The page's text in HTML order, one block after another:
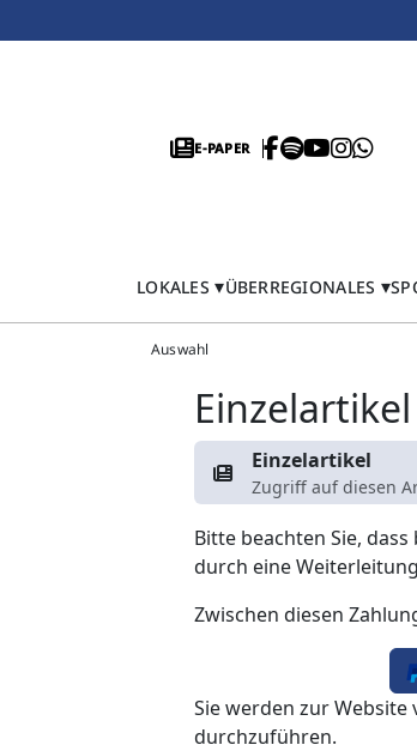
E-PAPER
LOKALES ÜBERREGIONALES
Auswahl
Einzelartikel
Zugriff auf diesen
Bitte beachten Sie,
durch eine
Zwischen diesen
Sie werden zur
durchzuführen.